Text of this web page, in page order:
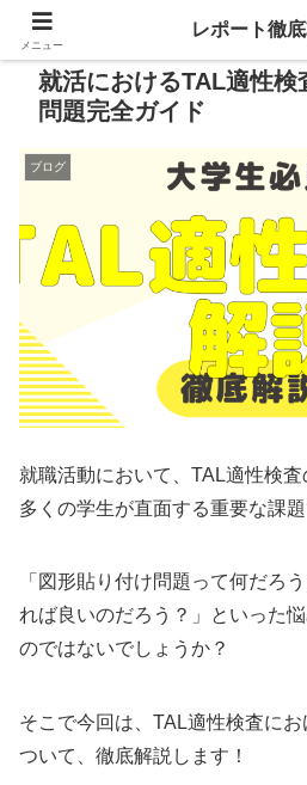
就活におけるTAL適性検
問題完全ガイド
ブログ
就職活動において、TAL適性検査
多くの学生が直面する重要な課題
「図形貼り付け問題って何だろ
れば良いのだろう？」といった
のではないでしょうか？
そこで今回は、TAL適性検査に
ついて、徹底解説します！
メニュー
レポート徹